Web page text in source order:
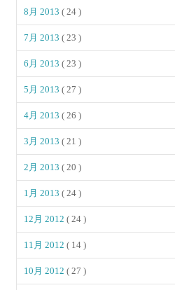
8月 2013( 24 )
7月 2013( 23 )
6月 2013( 23 )
5月 2013( 27 )
4月 2013( 26 )
3月 2013( 21 )
2月 2013( 20 )
1月 2013( 24 )
12月 2012( 24 )
11月 2012( 14 )
10月 2012( 27 )